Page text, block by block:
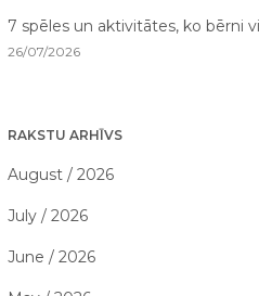
7 spēles un aktivitātes, ko bērni
26/07/2026
RAKSTU ARHĪVS
August / 2026
July / 2026
June / 2026